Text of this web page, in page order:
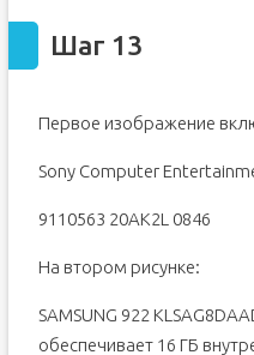
Шаг 13
Первое изображение
Sony Computer
9110563 20AK2L 0846
На втором рисунке:
SAMSUNG 922
обеспечивает 16 ГБ